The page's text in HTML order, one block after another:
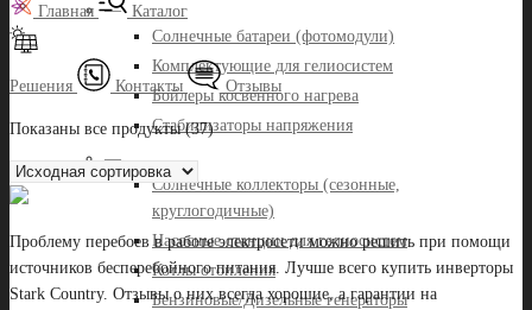
—
Солнечные батареи (фотомодули)
Комплектующие для гелиосистем
Бойлеры косвенного нагрева
Стабилизаторы напряжения
—
Солнечные коллекторы (сезонные,
круглогодичные)
Насосные станции для гелиосистем
Котлы отопления
Бензиновые/Дизельные генераторы
Главная Каталог
Решения Контакты Отзывы
Показаны все продукты (37)
Проблему перебоев в работе электросети можно решить при помощи
источников бесперебойного питания. Лучше всего купить инверторы
Stark Country. Отзывы о них всегда хорошие, а гарантии на